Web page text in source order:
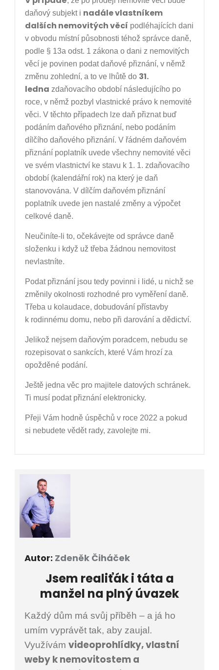
daňový subjekt i nadále vlastníkem
dalších nemovitých věcí podléhajících dani
v obvodu místní působnosti téhož správce daně,
podle § 13a odst. 1 zákona o dani z nemovitých
věcí je povinen podat daňové přiznání, v němž
změnu zohlední, a to ve lhůtě do 31.
ledna zdaňovacího období následujícího po
roce, v němž pozbyl vlastnické právo k nemovité
věci. V těchto případech lze daň přiznat buď
podáním daňového přiznání, nebo podáním
dílčího daňového přiznání. V řádném daňovém
přiznání poplatník uvede všechny nemovité věci
ve svém vlastnictví ke stavu k 1. 1. zdaňovacího
období (kalendářní rok) na který je daň
stanovována. V dílčím daňovém přiznání
poplatník uvede jen nastalé změny a výpočet
celkové daně.
Neučiníte-li to, očekávejte od správce daně
složenku i když už třeba žádnou nemovitost
nevlastníte.
Podat přiznání jsou tedy povinni i lidé, u nichž se
změnily okolnosti rozhodné pro vyměření daně.
Třeba u kolaudace, dobudování přístavby
k rodinnému domu, nebo při darování a dědictví.
Jelikož nejsem daňovým poradcem, nebudu se
rozepisovat o sankcích, které Vám hrozí za
opožděné podání.
Ještě jedna věc pro majitele datových schránek.
Ti musí podat přiznání elektronicky.
Přeji Vám hodně úspěchů v roce 2022 a pokud
si nebudete vědět rady, zavolejte mi.
Autor: Zdeněk Čiháček
Jsem realiťák i táta a
manžel na plný úvazek
Každý dům má svůj příběh – a já ho
umím vyprávět tak, aby zaujal.
Využívám videoprohlídky, vlastní
weby k nemovitostem a